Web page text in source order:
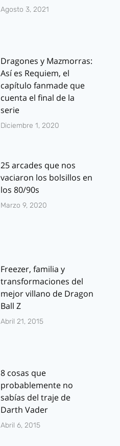
Agosto 3, 2021
Dragones y Mazmorras:
Así es Requiem, el
capítulo fanmade que
cuenta el final de la
serie
Diciembre 1, 2020
25 arcades que nos
vaciaron los bolsillos en
los 80/90s
Marzo 9, 2020
Freezer, familia y
transformaciones del
mejor villano de Dragon
Ball Z
Abril 21, 2015
8 cosas que
probablemente no
sabías del traje de
Darth Vader
Abril 6, 2015